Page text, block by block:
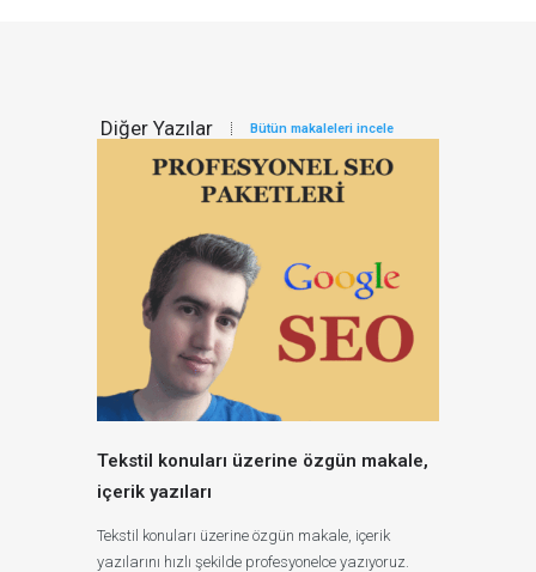
Diğer Yazılar Bütün makaleleri incele
Tekstil konuları üzerine özgün makale,
içerik yazıları
Tekstil konuları üzerine özgün makale, içerik
yazılarını hızlı şekilde profesyonelce yazıyoruz.